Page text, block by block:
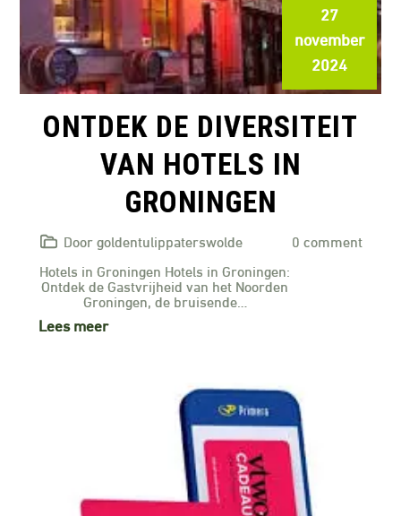
27
november
2024
ONTDEK DE DIVERSITEIT
VAN HOTELS IN
GRONINGEN
Door goldentulippaterswolde
0 comment
Hotels in Groningen Hotels in Groningen:
Ontdek de Gastvrijheid van het Noorden
Groningen, de bruisende…
Lees meer